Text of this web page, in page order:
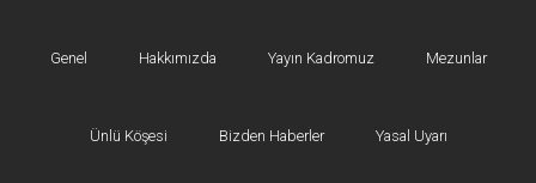
Genel Hakkımızda Yayın Kadromuz Mezunlar
Ünlü Köşesi Bizden Haberler Yasal Uyarı